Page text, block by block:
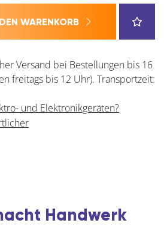
WARENKORB
Versand bei Bestellungen bis 16
freitags bis 12 Uhr). Transportzeit:
und Elektronikgeräten?
Handwerk